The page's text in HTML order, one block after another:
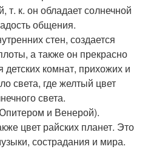
т. к. он обладает солнечной
общения.
стен, создается
а также он прекрасно
комнат, прихожих и
света, где желтый цвет
света.
и Венерой).
цвет райских планет. Это
сострадания и мира.